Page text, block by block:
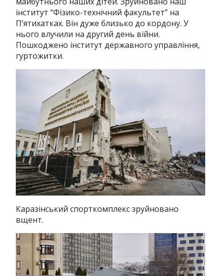
інститут “Фізико-технічний факультет” на
Пʼятихатках. Він дуже близько до кордону. У
нього влучили на другий день війни.
Пошкоджено інститут державного управління,
гуртожитки.
Каразінський спорткомплекс зруйновано
вщент.